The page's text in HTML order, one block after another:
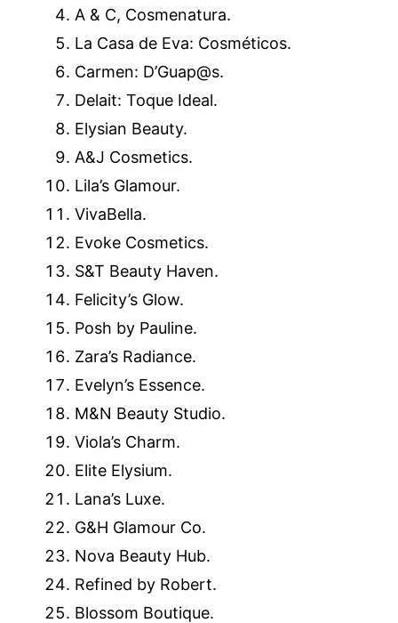
A & C, Cosmenatura.
La Casa de Eva: Cosméticos.
Carmen: D’Guap@s.
Delait: Toque Ideal.
Elysian Beauty.
A&J Cosmetics.
Lila’s Glamour.
VivaBella.
Evoke Cosmetics.
S&T Beauty Haven.
Felicity’s Glow.
Posh by Pauline.
Zara’s Radiance.
Evelyn’s Essence.
M&N Beauty Studio.
Viola’s Charm.
Elite Elysium.
Lana’s Luxe.
G&H Glamour Co.
Nova Beauty Hub.
Refined by Robert.
Blossom Boutique.